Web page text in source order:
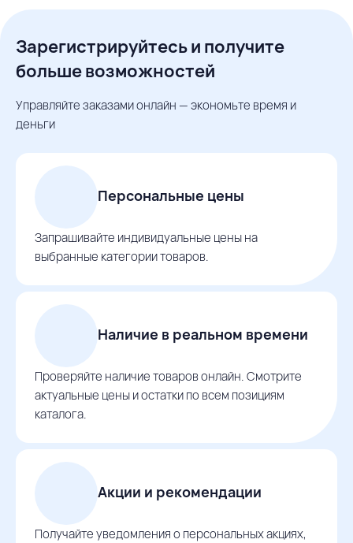
Зарегистрируйтесь и получите
больше возможностей
Управляйте заказами онлайн — экономьте время и
деньги
Персональные цены
Запрашивайте индивидуальные цены на
выбранные категории товаров.
Наличие в реальном времени
Проверяйте наличие товаров онлайн. Смотрите
актуальные цены и остатки по всем позициям
каталога.
Акции и рекомендации
Получайте уведомления о персональных акциях,